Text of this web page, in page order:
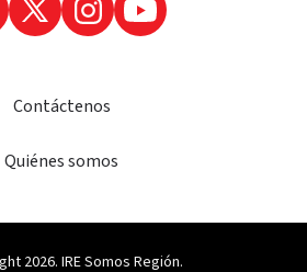
Contáctenos
Quiénes somos
2026. IRE Somos Región.